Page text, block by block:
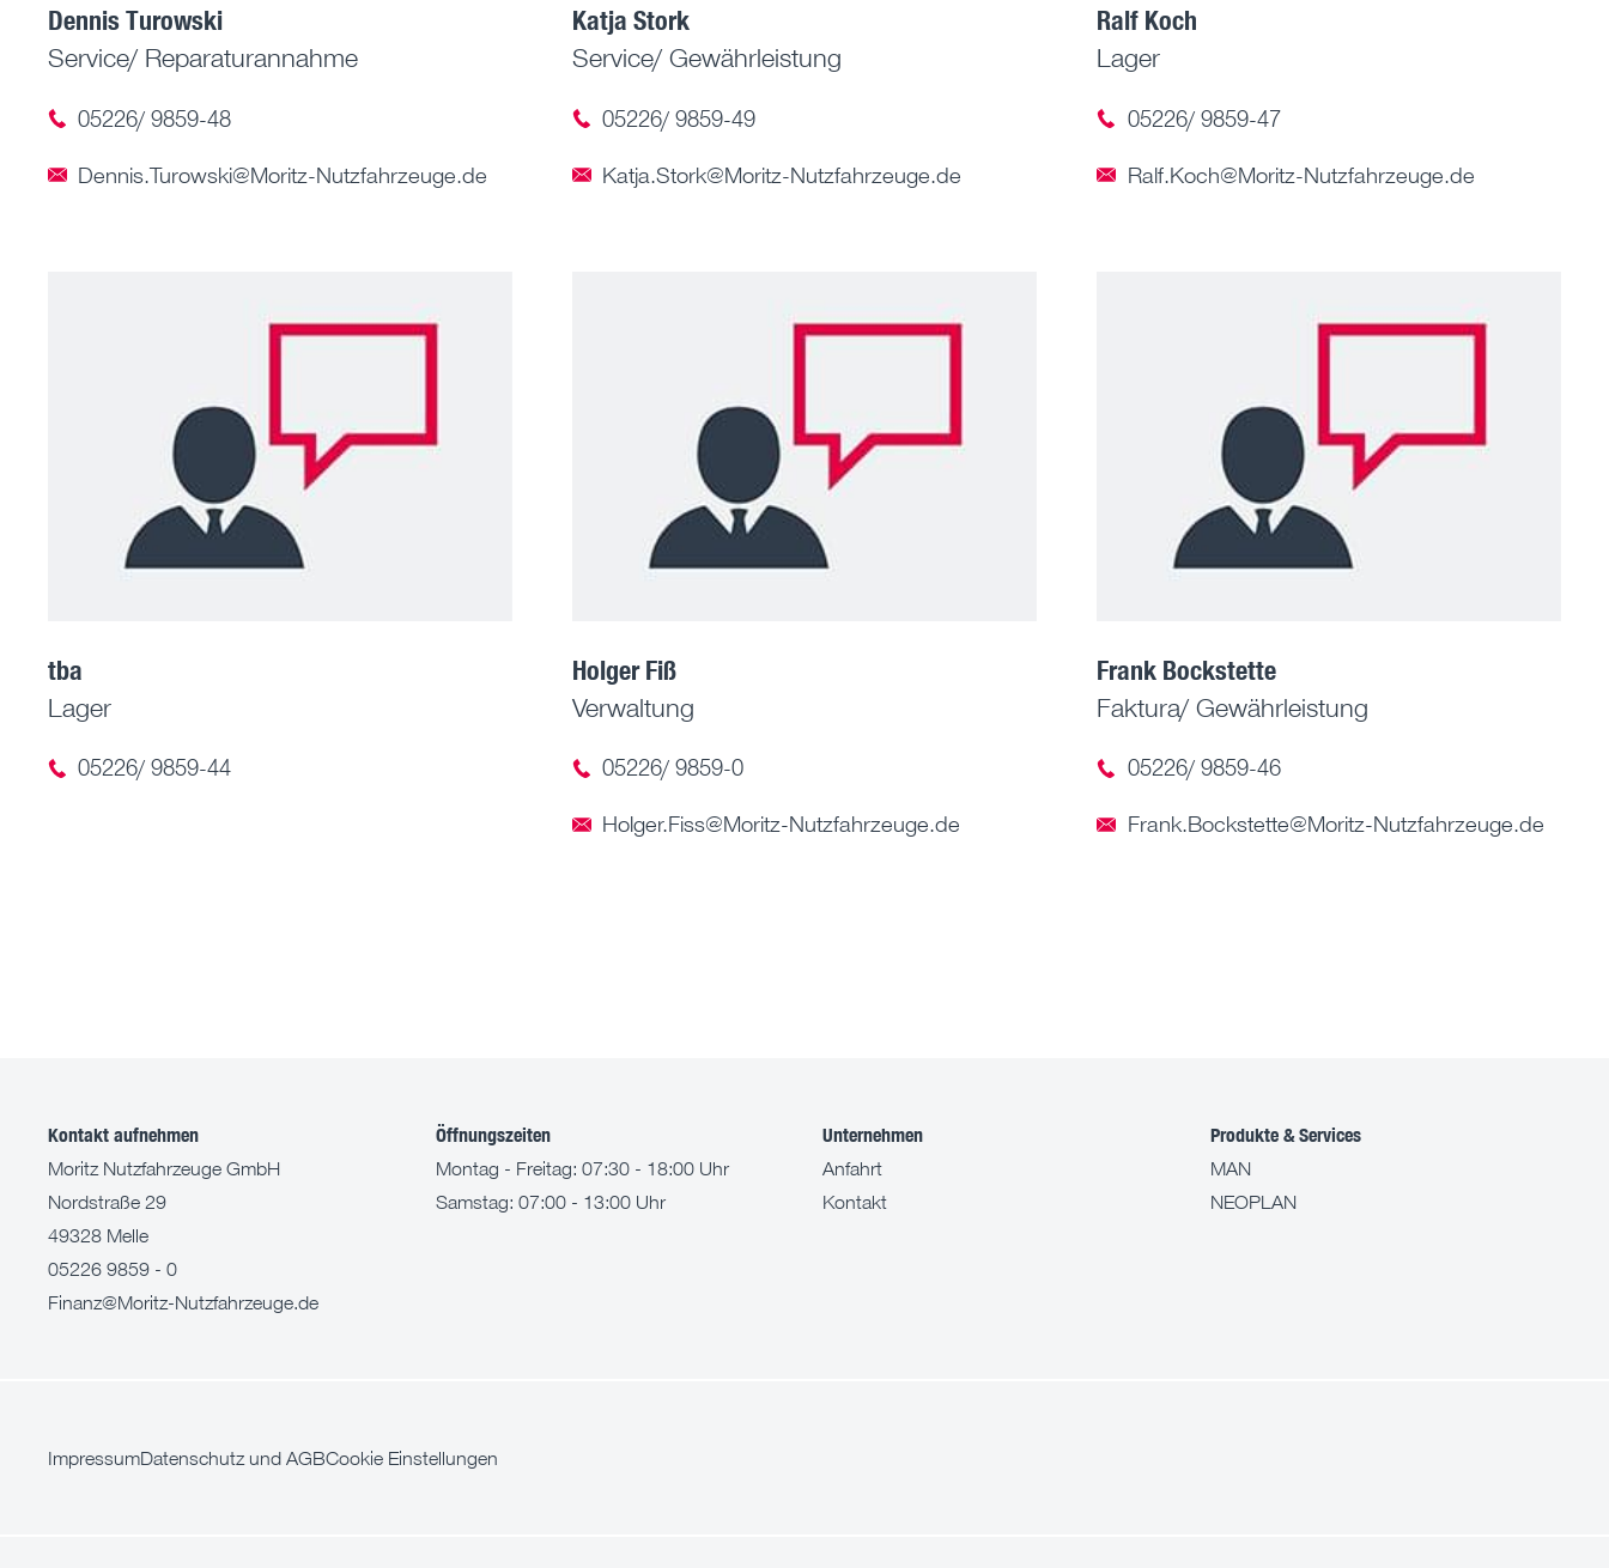
Dennis Turowski
Service/ Reparaturannahme
05226/ 9859-48
Dennis.Turowski@Moritz-Nutzfahrzeuge.de
Katja Stork
Service/ Gewährleistung
05226/ 9859-49
Katja.Stork@Moritz-Nutzfahrzeuge.de
Ralf Koch
Lager
05226/ 9859-47
Ralf.Koch@Moritz-Nutzfahrzeuge.de
tba
Lager
05226/ 9859-44
Holger Fiß
Verwaltung
05226/ 9859-0
Holger.Fiss@Moritz-Nutzfahrzeuge.de
Frank Bockstette
Faktura/ Gewährleistung
05226/ 9859-46
Frank.Bockstette@Moritz-Nutzfahrzeuge.de
Kontakt aufnehmen
Moritz Nutzfahrzeuge GmbH
Nordstraße 29
49328 Melle
05226 9859 - 0
Finanz@Moritz-Nutzfahrzeuge.de
Öffnungszeiten
Montag - Freitag: 07:30 - 18:00 Uhr
Samstag: 07:00 - 13:00 Uhr
Unternehmen
Anfahrt
Kontakt
Produkte & Services
MAN
NEOPLAN
ImpressumDatenschutz und AGBCookie Einstellungen